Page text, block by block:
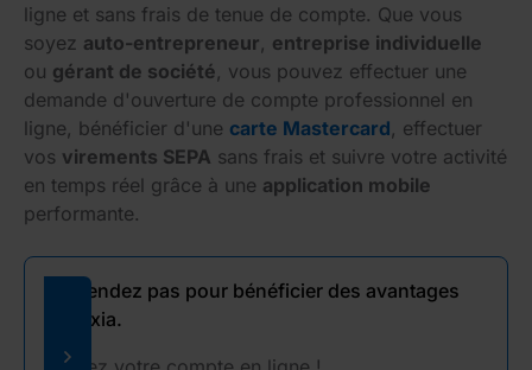
ligne et sans frais de tenue de compte. Que vous
soyez auto-entrepreneur, entreprise individuelle
ou gérant de société, vous pouvez effectuer une
demande d'ouverture de compte professionnel en
ligne, bénéficier d'une carte Mastercard, effectuer
vos virements SEPA sans frais et suivre votre activité
en temps réel grâce à une application mobile
performante.
N'attendez pas pour bénéficier des avantages
Sogexia.